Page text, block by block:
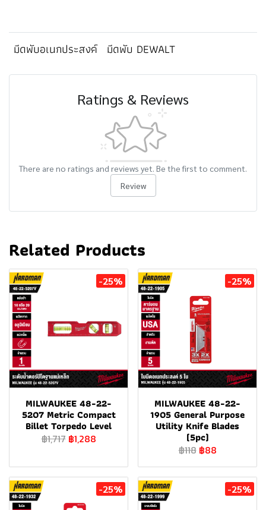
มีดพับอเนกประสงค์ มีดพับ DEWALT
Ratings & Reviews
There are no ratings and reviews yet. Be the first to comment.
Review
Related Products
-25%
MILWAUKEE 48-22-
5207 Metric Compact
Billet Torpedo Level
฿1,717 ฿1,288
-25%
MILWAUKEE 48-22-
1905 General Purpose
Utility Knife Blades
(5pc)
฿118 ฿88
-25% -25%